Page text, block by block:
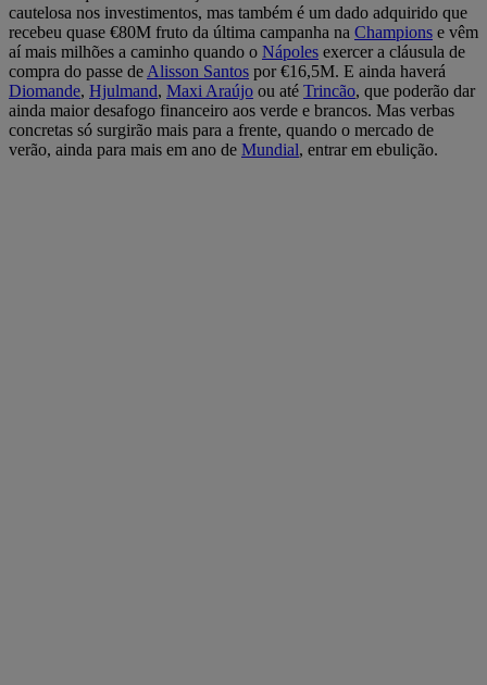
cautelosa nos investimentos, mas também é um dado adquirido que
recebeu quase €80M fruto da última campanha na Champions e vêm
aí mais milhões a caminho quando o Nápoles exercer a cláusula de
compra do passe de Alisson Santos por €16,5M. E ainda haverá
Diomande, Hjulmand, Maxi Araújo ou até Trincão, que poderão dar
ainda maior desafogo financeiro aos verde e brancos. Mas verbas
concretas só surgirão mais para a frente, quando o mercado de
verão, ainda para mais em ano de Mundial, entrar em ebulição.